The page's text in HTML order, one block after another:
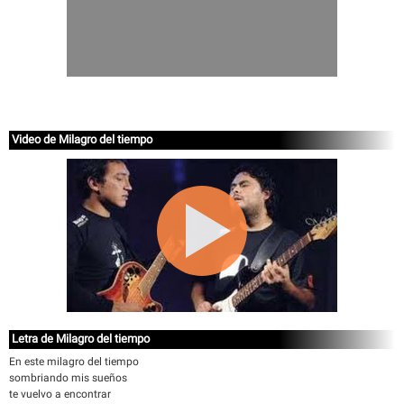
Video de Milagro del tiempo
Letra de Milagro del tiempo
En este milagro del tiempo
sombriando mis sueños
te vuelvo a encontrar